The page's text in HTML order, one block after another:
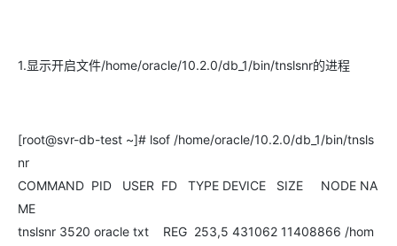
1.显示开启文件/home/oracle/10.2.0/db_1/bin/tnslsnr的进程
[root@svr-db-test ~]# lsof /home/oracle/10.2.0/db_1/bin/tnsls
nr
COMMAND PID USER FD TYPE DEVICE SIZE NODE NA
ME
tnslsnr 3520 oracle txt REG 253,5 431062 11408866 /hom